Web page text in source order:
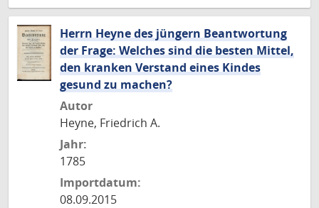
Herrn Heyne des jüngern Beantwortung
der Frage: Welches sind die besten Mittel,
den kranken Verstand eines Kindes
gesund zu machen?
Autor
Heyne, Friedrich A.
Jahr:
1785
Importdatum:
08.09.2015